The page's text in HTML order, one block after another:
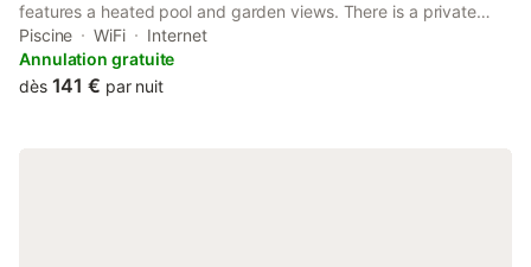
features a heated pool and garden views. There is a private
entrance at the guest house for the convenience of those who
stay.
Piscine WiFi
Internet
Annulation gratuite
dès 141 € par nuit